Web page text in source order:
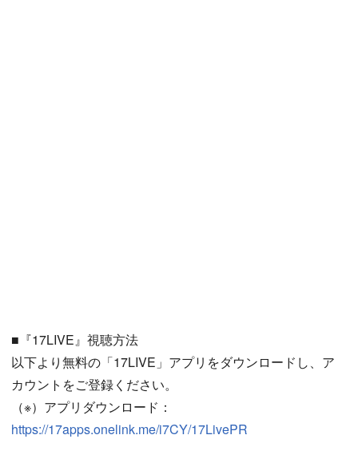
■『17LIVE』視聴方法
以下より無料の「17LIVE」アプリをダウンロードし、ア
カウントをご登録ください。
（※）アプリダウンロード：
https://17apps.onelink.me/i7CY/17LivePR